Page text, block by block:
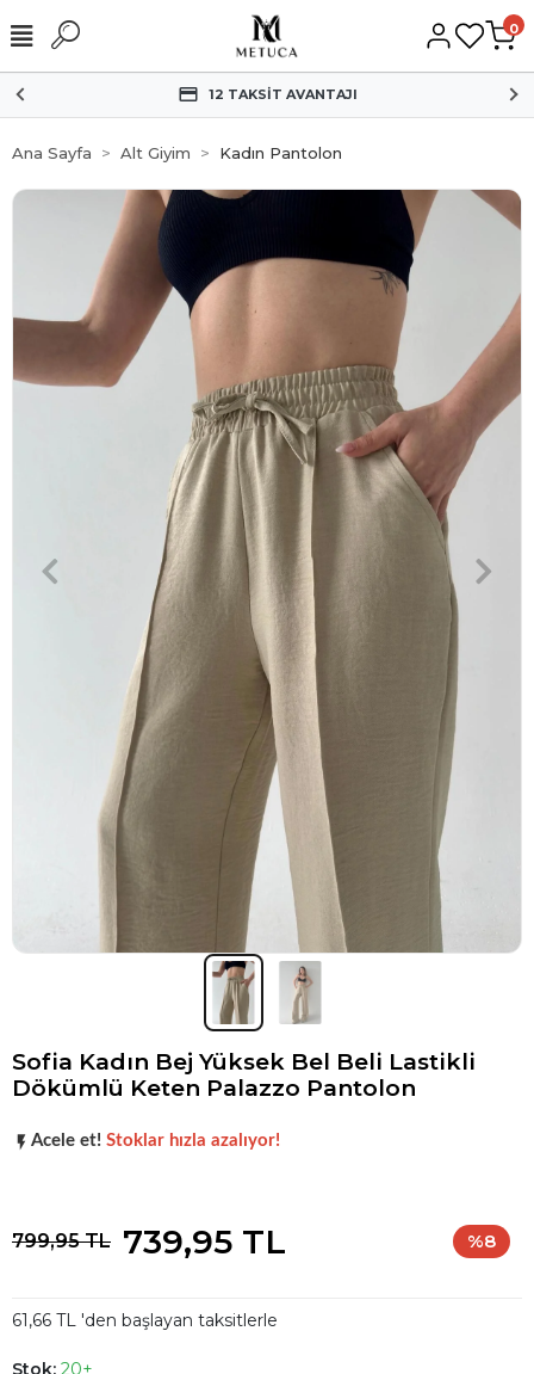
0
HIZLI KARGO
Ana Sayfa Alt Giyim Kadın Pantolon
Sofia Kadın Bej Yüksek Bel Beli Lastikli
Dökümlü Keten Palazzo Pantolon
Popüler seçim!Gardırobunuz için harika bir tercih.
Acele et! Stoklar hızla azalıyor!
799,95 TL 739,95 TL %8
61,66 TL 'den başlayan taksitlerle
Stok: 20+